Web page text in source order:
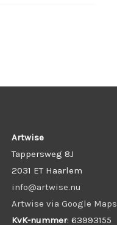
Artwise
Tappersweg 8J
2031 ET Haarlem
info@artwise.nu
Artwise via Google Maps
KvK-nummer: 63993155